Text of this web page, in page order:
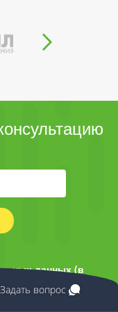
данных (в
информационных
Задать вопрос